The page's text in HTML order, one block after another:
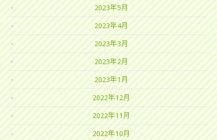
2023年5月
2023年4月
2023年3月
2023年2月
2023年1月
2022年12月
2022年11月
2022年10月